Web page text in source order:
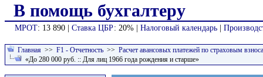
В помощь бухгалтеру
МРОТ: 13 890 | Ставка ЦБР: 20% | Налоговый календарь
Главная >> F1 - Отчетность >> Расчет авансовых платежей по страховым
«До 280 000 руб. :: Для лиц 1966 года рождения и старше»